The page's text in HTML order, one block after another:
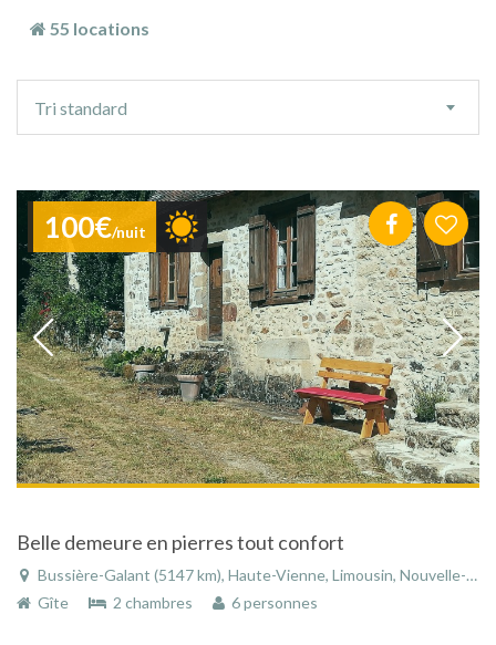
55 locations
tri
Tri standard
100€/nuit
Belle demeure en pierres tout confort
Bussière-Galant (5147 km), Haute-Vienne, Limousin, Nouvelle-Aquitaine, France
Gîte
2 chambres 6 personnes